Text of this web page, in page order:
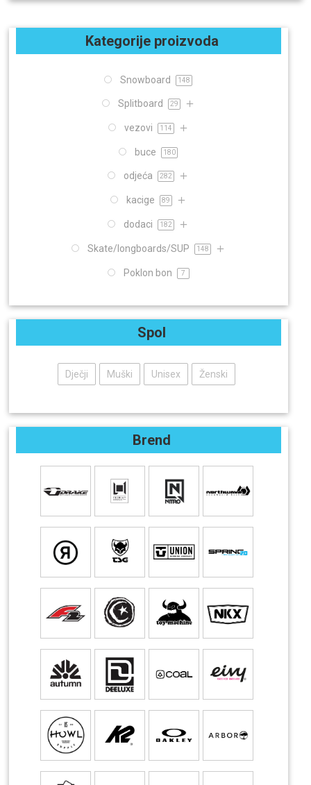
Kategorije proizvoda
Snowboard 148
Splitboard 29
vezovi 114
buce 180
odjeća 282
kacige 89
dodaci 182
Skate/longboards/SUP 148
Poklon bon 7
Spol
Dječji Muški Unisex Ženski
Brend